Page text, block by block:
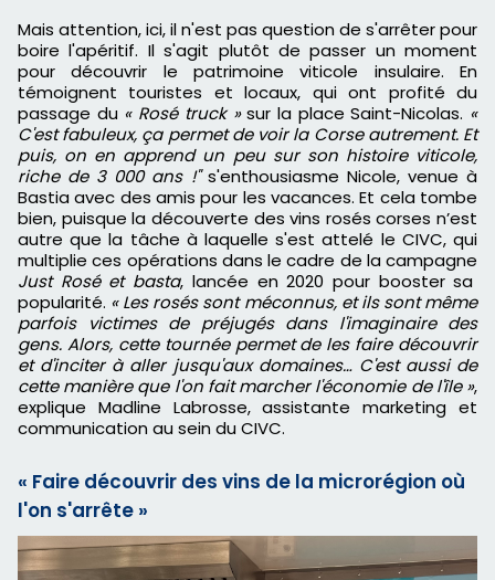
Mais attention, ici, il n'est pas question de s'arrêter pour
boire l'apéritif. Il s'agit plutôt de passer un moment
pour découvrir le patrimoine viticole insulaire. En
témoignent touristes et locaux, qui ont profité du
passage du « Rosé truck »sur la place Saint-Nicolas. «
C'est fabuleux, ça permet de voir la Corse autrement. Et
puis, on en apprend un peu sur son histoire viticole,
riche de 3 000 ans !"s'enthousiasme Nicole, venue à
Bastia avec des amis pour les vacances. Et cela tombe
bien, puisque la découverte des vins rosés corses n’est
autre que la tâche à laquelle s'est attelé le CIVC, qui
multiplie ces opérations dans le cadre de la campagne
Just Rosé et basta, lancée en 2020 pour booster sa
popularité. « Les rosés sont méconnus, et ils sont même
parfois victimes de préjugés dans l'imaginaire des
gens. Alors, cette tournée permet de les faire découvrir
et d'inciter à aller jusqu'aux domaines… C'est aussi de
cette manière que l'on fait marcher l'économie de l'île »,
explique Madline Labrosse, assistante marketing et
communication au sein du CIVC.
« Faire découvrir des vins de la microrégion où
l'on s'arrête »